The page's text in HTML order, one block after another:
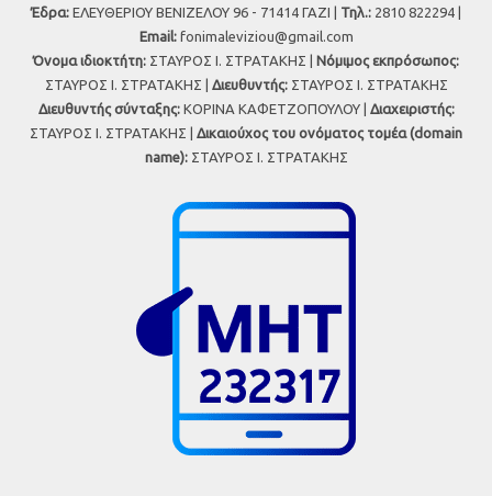
Έδρα: ΕΛΕΥΘΕΡΙΟΥ ΒΕΝΙΖΕΛΟΥ 96 - 71414 ΓΑΖΙ | Τηλ.: 2810 822294 |
Εmail: fonimaleviziou@gmail.com
Όνομα ιδιοκτήτη: ΣΤΑΥΡΟΣ Ι. ΣΤΡΑΤΑΚΗΣ | Νόμιμος εκπρόσωπος:
ΣΤΑΥΡΟΣ Ι. ΣΤΡΑΤΑΚΗΣ | Διευθυντής:ΣΤΑΥΡΟΣ Ι. ΣΤΡΑΤΑΚΗΣ
Διευθυντής σύνταξης:ΚΟΡΙΝΑ ΚΑΦΕΤΖΟΠΟΥΛΟΥ | Διαχειριστής:
ΣΤΑΥΡΟΣ Ι. ΣΤΡΑΤΑΚΗΣ | Δικαιούχος του ονόματος τομέα (domain
name):ΣΤΑΥΡΟΣ Ι. ΣΤΡΑΤΑΚΗΣ